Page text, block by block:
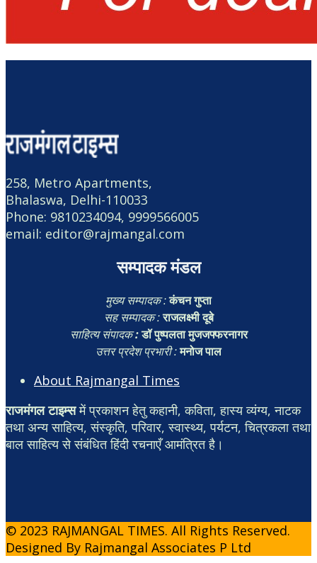
258, Metro Apartments,
Bhalaswa, Delhi-110033
Phone: 9810234094, 9999566005
email: editor@rajmangal.com
सम्पादक मंडल
मुख्य सम्पादक :कंचन गुप्ता
सह सम्पादक :राजलक्ष्मी दूबे
साहित्य संपादक:डॉ पुष्पलता मुजजफ्फरनागर
उत्तर प्रदेश प्रभारी :मनोज पाल
About Rajmangal Times
राजमंगल टाइम्समें प्रकाशन हेतु कहानी, कविता, हास्य व्यंग्य, नाटक
तथा अन्य साहित्य, संस्कृति, परिवार, स्वास्थ्य, पर्यटन, चित्रकला तथा
बाल साहित्य से संबंधित हिंदी रचनाएँ आमंत्रित है।
© 2023 RAJMANGAL TIMES. All Rights Reserved.
Designed By Rajmangal Associates P Ltd